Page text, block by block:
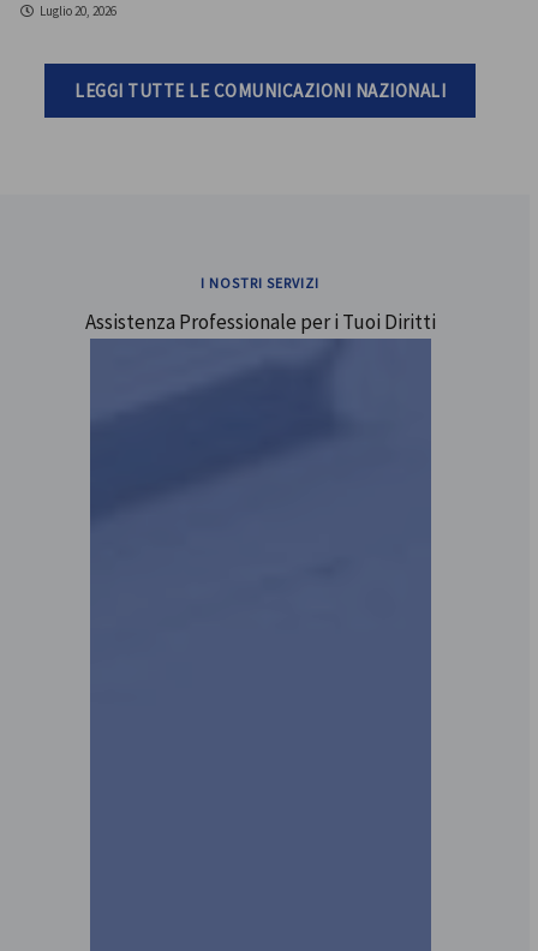
Luglio 20, 2026
LEGGI TUTTE LE COMUNICAZIONI NAZIONALI
I NOSTRI SERVIZI
Assistenza Professionale per i Tuoi Diritti